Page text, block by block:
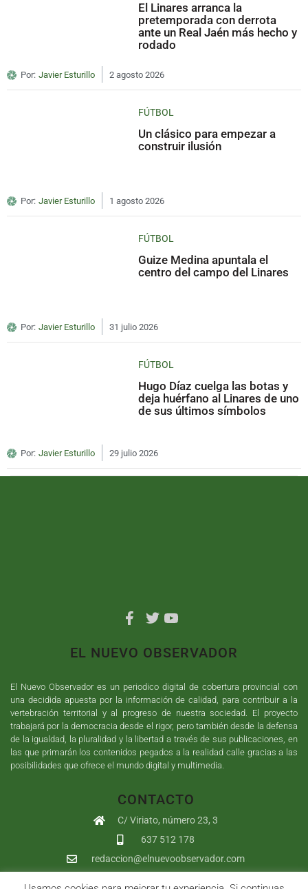
El Linares arranca la
pretemporada con derrota
ante un Real Jaén más hecho y
rodado
Por: Javier Esturillo 2 agosto 2026
FÚTBOL
Un clásico para empezar a
construir ilusión
Por: Javier Esturillo 1 agosto 2026
FÚTBOL
Guize Medina apuntala el
centro del campo del Linares
Por: Javier Esturillo 31 julio 2026
FÚTBOL
Hugo Díaz cuelga las botas y
deja huérfano al Linares de uno
de sus últimos símbolos
Por: Javier Esturillo 29 julio 2026
EL NUEVO OBSERVADOR
El Nuevo Observador es un periodico digital de cobertura provincial con
una decidida apuesta por la información de calidad, para contribuir a la
vertebración territorial y al progreso de nuestra sociedad. El proyecto
trabajará por la democracia desde el rigor, pero también desde la defensa
de la igualdad, la pluralidad y la libertad a través de sus publicaciones, en
las que primarán los contenidos pegados a la realidad calle gracias a las
posibilidades que ofrece el mundo digital y multimedia.
CONTACTO
C/ Viriato, número 23, 3
637 512 178
redaccion@elnuevoobservador.com